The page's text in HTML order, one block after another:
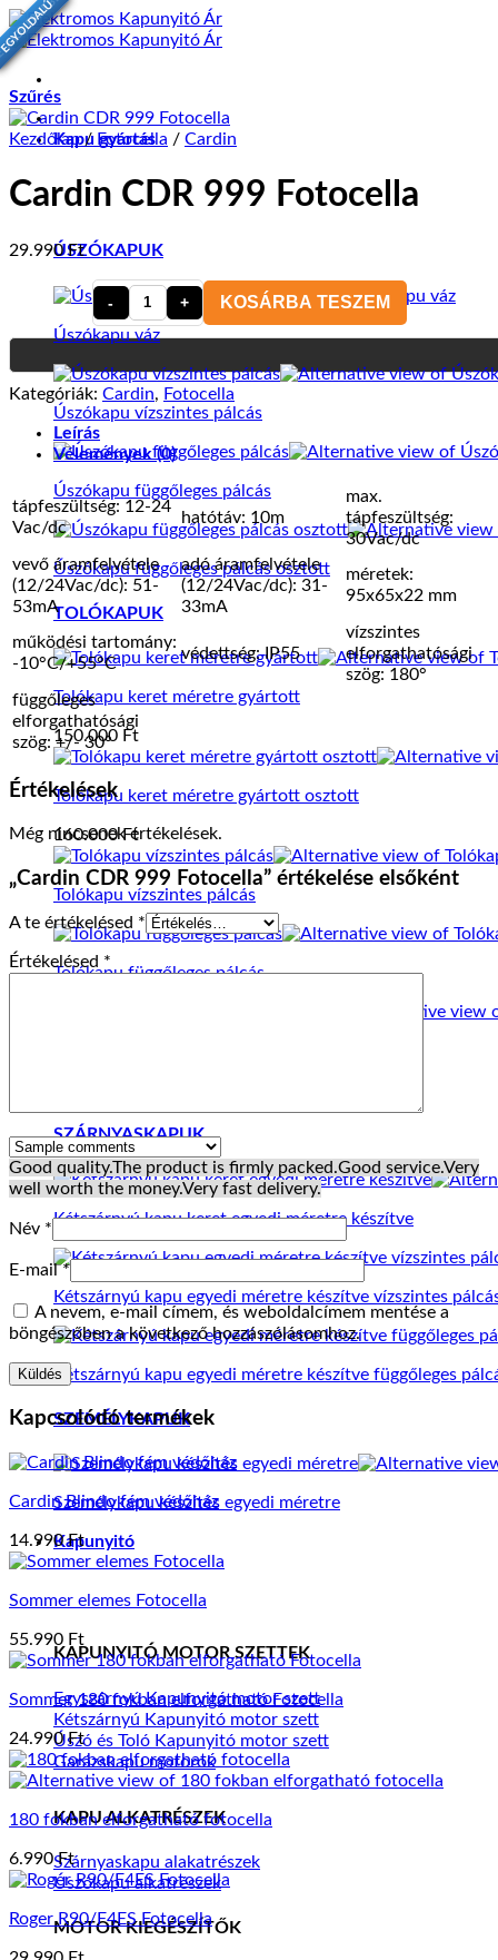
Skip
to
content
Kapu gyártás
ÚSZÓKAPUK
Úszókapu váz
Úszókapu vízszintes pálcás
Úszókapu függőleges pálcás
Úszókapu függőleges pálcás osztott
TOLÓKAPUK
Tolókapu keret méretre gyártott
150.000 Ft
Tolókapu keret méretre gyártott osztott
160.000Ft
Tolókapu vízszintes pálcás
Tolókapu függőleges pálcás
SZÁRNYASKAPUK
Kétszárnyú kapu keret egyedi méretre készítve
Kétszárnyú kapu egyedi méretre készítve vízszintes
Kétszárnyú kapu egyedi méretre készítve függőleges
SZEMÉLYKAPUK
Személykapu készítés egyedi méretre
Kapunyitó
KAPUNYITÓ MOTOR SZETTEK
Egyszárnyú Kapunyitó motor szett
Kétszárnyú Kapunyitó motor szett
Úszó és Toló Kapunyitó motor szett
Garázskapu motorok
KAPU ALKATRÉSZEK
Szárnyaskapu alakatrészek
Úszókapu alkatrészek
MOTOR KIEGÉSZÍTŐK
Szűrés
Kezdőlap / Fotocella / Cardin
Cardin CDR 999 Fotocella
29.990Ft
Cardin
CDR
Fotocella
mennyiség
KOSÁRBA TESZEM
Kategóriák: Cardin, Fotocella
Leírás
Vélemények (0)
tápfeszültség: 12-24
Vac/dc
hatótáv: 10m
max.
tápfeszültség:
30Vac/dc
vevő áramfelvétele
(12/24Vac/dc): 51-
53mA
adó áramfelvétele
(12/24Vac/dc): 31-
33mA
méretek:
95x65x22 mm
működési tartomány:
-10°C/+55°C
védettség: IP55
vízszintes
elforgathatósági
szög: 180°
függőleges
elforgathatósági
szög: +/- 30°
Értékelések
Még nincsenek értékelések.
„Cardin CDR 999 Fotocella” értékelése elsőként
A te értékelésed *
Értékelésed *
Good quality.The product is firmly packed.Good service.Very
well worth the money.Very fast delivery.
Név *
E-mail*
A nevem, e-mail címem, és weboldalcímem mentése a
böngészőben a következő hozzászólásomhoz.
Kapcsolódó termékek
Cardin Blindo fém védőház
14.990Ft
Sommer elemes Fotocella
55.990 Ft
Sommer 180 fokban elforgatható Fotocella
24.990Ft
180 fokban elforgatható fotocella
6.990Ft
Roger R90/F4ES Fotocella
OLDALÚ